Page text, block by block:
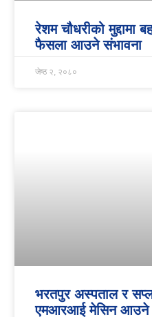
रेशम चौधरीको
फैसला आउने संभावना
जेष्ठ २, २०८०
भरतपुर अस्पताल र
एमआरआई मेसिन आउने